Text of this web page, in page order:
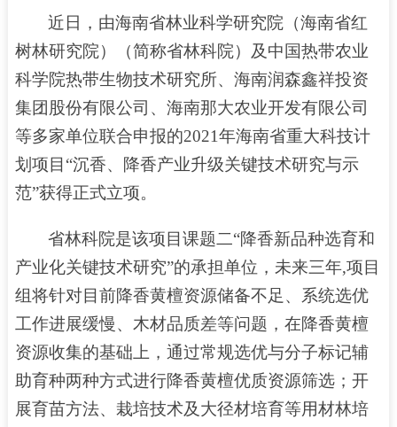
近日，由海南省林业科学研究院（海南省红
树林研究院）（简称省林科院）及中国热带农业
科学院热带生物技术研究所、海南润森鑫祥投资
集团股份有限公司、海南那大农业开发有限公司
等多家单位联合申报的2021年海南省重大科技计
划项目“沉香、降香产业升级关键技术研究与示
范”获得正式立项。
省林科院是该项目课题二“降香新品种选育和
产业化关键技术研究”的承担单位，未来三年,项目
组将针对目前降香黄檀资源储备不足、系统选优
工作进展缓慢、木材品质差等问题，在降香黄檀
资源收集的基础上，通过常规选优与分子标记辅
助育种两种方式进行降香黄檀优质资源筛选；开
展育苗方法、栽培技术及大径材培育等用材林培